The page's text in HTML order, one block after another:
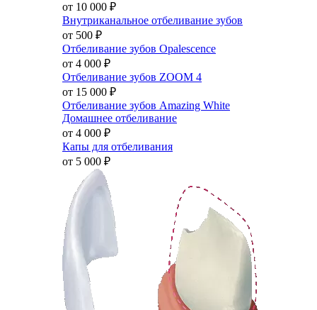
от 10 000 ₽
Внутриканальное отбеливание зубов
от 500 ₽
Отбеливание зубов Opalescence
от 4 000 ₽
Отбеливание зубов ZOOM 4
от 15 000 ₽
Отбеливание зубов Amazing White
Домашнее отбеливание
от 4 000 ₽
Капы для отбеливания
от 5 000 ₽